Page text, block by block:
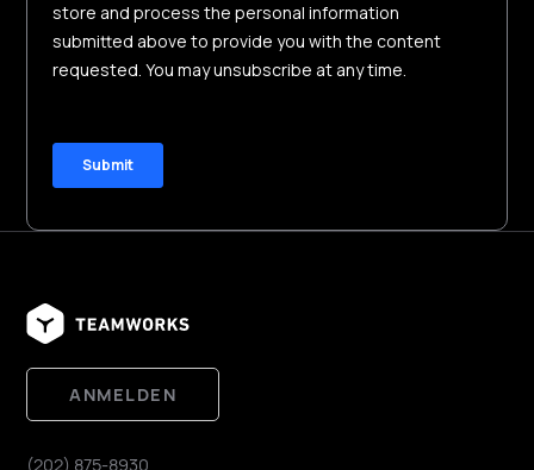
ANMELDEN
(202) 875-8930